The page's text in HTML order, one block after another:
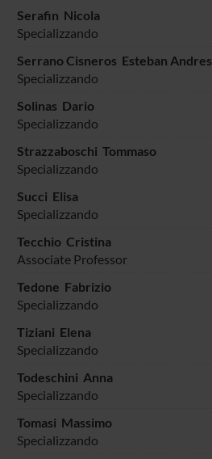
Serafin Nicola
Specializzando
Serrano Cisneros Esteban Andres
Specializzando
Solinas Dario
Specializzando
Strazzaboschi Tommaso
Specializzando
Succi Elisa
Specializzando
Tecchio Cristina
Associate Professor
Tedone Fabrizio
Specializzando
Tiziani Elena
Specializzando
Todeschini Anna
Specializzando
Tomasi Massimo
Specializzando